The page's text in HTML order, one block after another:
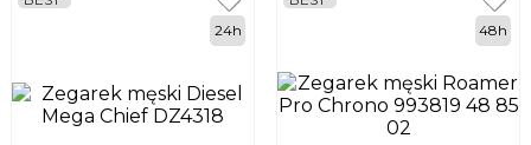
24h
48h